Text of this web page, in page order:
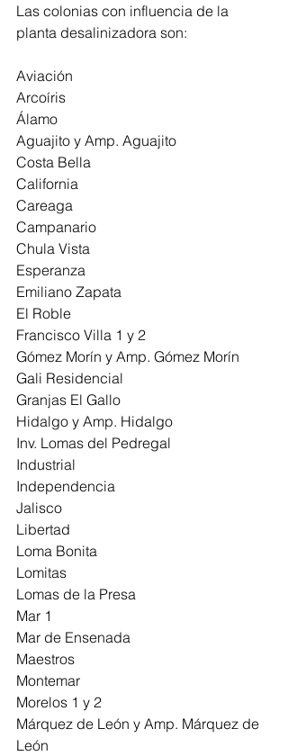
Las colonias con influencia de la
planta desalinizadora son:
Aviación
Arcoíris
Álamo
Aguajito y Amp. Aguajito
Costa Bella
California
Careaga
Campanario
Chula Vista
Esperanza
Emiliano Zapata
El Roble
Francisco Villa 1 y 2
Gómez Morín y Amp. Gómez Morín
Gali Residencial
Granjas El Gallo
Hidalgo y Amp. Hidalgo
Inv. Lomas del Pedregal
Industrial
Independencia
Jalisco
Libertad
Loma Bonita
Lomitas
Lomas de la Presa
Mar 1
Mar de Ensenada
Maestros
Montemar
Morelos 1 y 2
Márquez de León y Amp. Márquez de
León